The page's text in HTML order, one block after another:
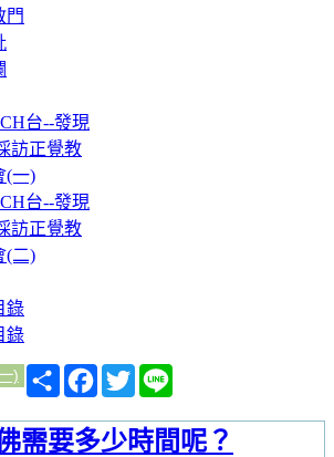
門
台--發現
訪正覺教
(一)
台--發現
訪正覺教
(二)
錄
錄
)
分
享
Facebook
Twitter
需要多少時間呢？